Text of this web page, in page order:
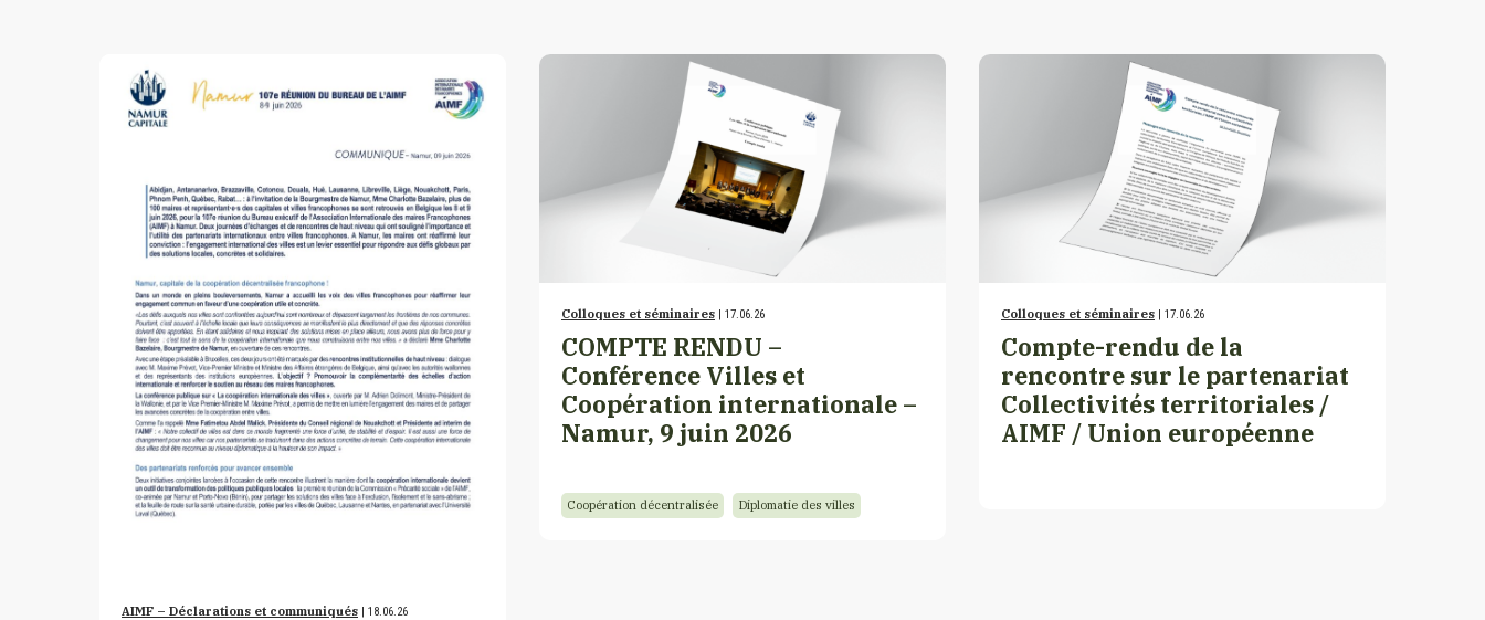
AIMF – Déclarations et communiqués | 18.06.26
Colloques et séminaires | 17.06.26
COMPTE RENDU –
Conférence Villes et
Coopération internationale –
Namur, 9 juin 2026
Coopération décentralisée Diplomatie des villes
Colloques et séminaires | 17.06.26
Compte-rendu de la
rencontre sur le partenariat
Collectivités territoriales /
AIMF / Union européenne